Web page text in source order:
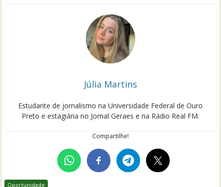
Júlia Martins
Estudante de jornalismo na Universidade Federal de Ouro
Preto e estagiária no Jornal Geraes e na Rádio Real FM.
Compartilhe!
Oportunidade